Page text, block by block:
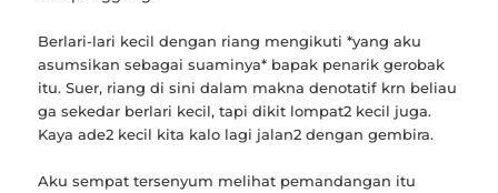
Berlari-lari kecil dengan riang mengikuti *yang aku
asumsikan sebagai suaminya* bapak penarik gerobak
itu. Suer, riang di sini dalam makna denotatif krn beliau
ga sekedar berlari kecil, tapi dikit lompat2 kecil juga.
Kaya ade2 kecil kita kalo lagi jalan2 dengan gembira.
Aku sempat tersenyum melihat pemandangan itu